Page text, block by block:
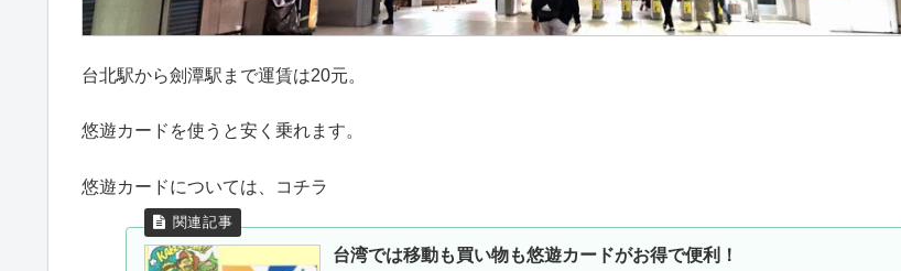
台北駅から劍潭駅まで運賃は20元。
悠遊カードを使うと安く乗れます。
悠遊カードについては、コチラ
台湾では移動も買い物も悠遊カードがお得で便利！